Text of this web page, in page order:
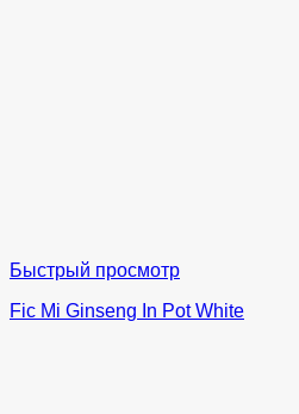
Быстрый просмотр
Fic Mi Ginseng In Pot White